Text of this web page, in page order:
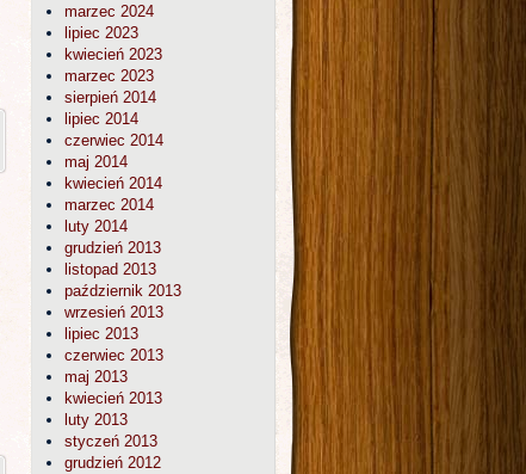
marzec 2024
lipiec 2023
kwiecień 2023
marzec 2023
sierpień 2014
lipiec 2014
czerwiec 2014
maj 2014
kwiecień 2014
marzec 2014
luty 2014
grudzień 2013
listopad 2013
październik 2013
wrzesień 2013
lipiec 2013
czerwiec 2013
maj 2013
kwiecień 2013
luty 2013
styczeń 2013
grudzień 2012